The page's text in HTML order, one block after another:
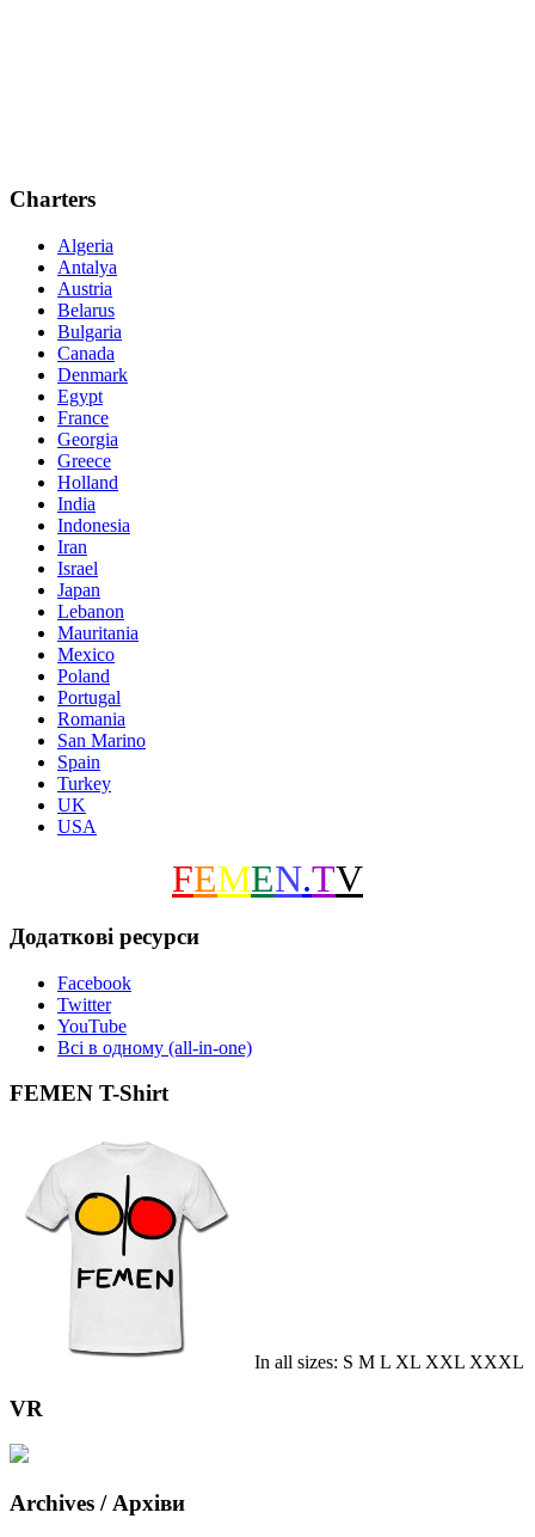
Charters
Algeria
Antalya
Austria
Belarus
Bulgaria
Canada
Denmark
Egypt
France
Georgia
Greece
Holland
India
Indonesia
Iran
Israel
Japan
Lebanon
Mauritania
Mexico
Poland
Portugal
Romania
San Marino
Spain
Turkey
UK
USA
FEMEN.TV
Додаткові ресурси
Facebook
Twitter
YouTube
Всі в одному (all-in-one)
FEMEN T-Shirt
In all sizes: S M L XL XXL XXXL
VR
Archives / Архіви